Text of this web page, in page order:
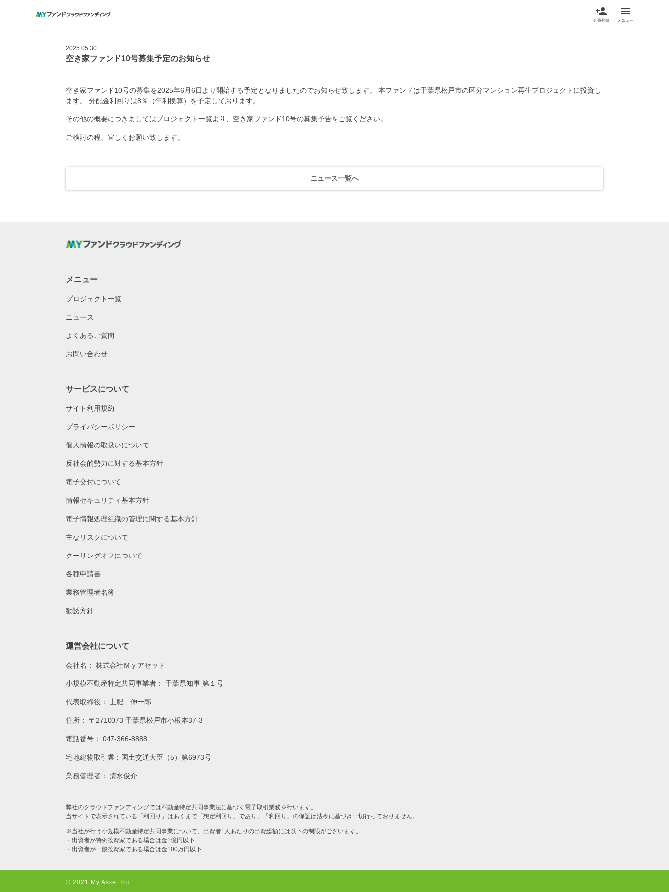
person_add
会員登録
menu
メニュー
2025.05.30
空き家ファンド10号募集予定のお知らせ
空き家ファンド10号の募集を2025年6月6日より開始する予定となりましたのでお知らせ致します。 本ファンドは千葉県松戸市の区分マンション再生プロジェクトに投資し
ます。 分配金利回りは8％（年利換算）を予定しております。
その他の概要につきましてはプロジェクト一覧より、空き家ファンド10号の募集予告をご覧ください。
ご検討の程、宜しくお願い致します。
ニュース一覧へ
メニュー
プロジェクト一覧
ニュース
よくあるご質問
お問い合わせ
サービスについて
サイト利用規約
プライバシーポリシー
個人情報の取扱いについて
反社会的勢力に対する基本方針
電子交付について
情報セキュリティ基本方針
電子情報処理組織の管理に関する基本方針
主なリスクについて
クーリングオフについて
各種申請書
業務管理者名簿
勧誘方針
運営会社について
会社名： 株式会社Ｍｙアセット
小規模不動産特定共同事業者： 千葉県知事 第１号
代表取締役： 土肥 伸一郎
住所： 〒2710073 千葉県松戸市小根本37-3
電話番号： 047-366-8888
宅地建物取引業：国土交通大臣（5）第6973号
業務管理者： 清水俊介
弊社のクラウドファンディングでは不動産特定共同事業法に基づく電子取引業務を行います。
当サイトで表示されている「利回り」はあくまで「想定利回り」であり、「利回り」の保証は法令に基づき一切行っておりません。
※当社が行う小規模不動産特定共同事業について、出資者1人あたりの出資総額には以下の制限がございます。
・出資者が特例投資家である場合は金1億円以下
・出資者が一般投資家である場合は金100万円以下
© 2021 My Asset Inc.